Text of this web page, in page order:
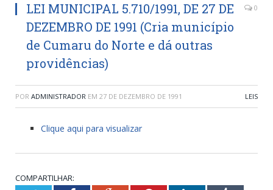
LEI MUNICIPAL 5.710/1991, DE 27 DE
DEZEMBRO DE 1991 (Cria município
de Cumaru do Norte e dá outras
providências)
0
POR ADMINISTRADOR EM 27 DE DEZEMBRO DE 1991 LEIS
Clique aqui para visualizar
COMPARTILHAR: